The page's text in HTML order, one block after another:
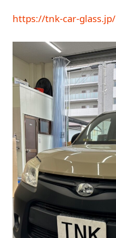
https://tnk-car-glass.jp/